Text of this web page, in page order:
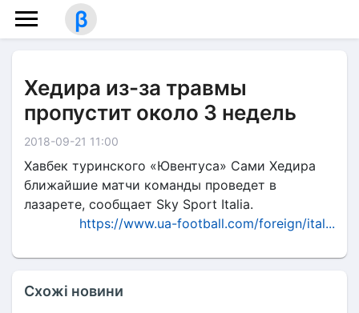
β
Хедира из-за травмы
пропустит около 3 недель
2018-09-21 11:00
Хавбек туринского «Ювентуса» Сами Хедира
ближайшие матчи команды проведет в
лазарете, сообщает Sky Sport Italia.
https://www.ua-football.com/foreign/ital...
Схожі новини